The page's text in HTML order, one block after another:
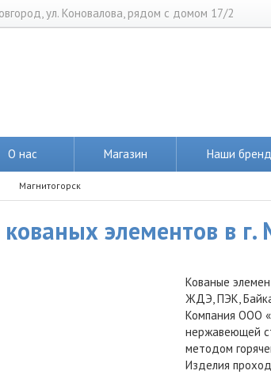
ул. Коновалова, рядом с домом 17/2
О нас Магазин Наши
Магнитогорск
элементов в г.
Кованые
ЖДЭ, ПЭК,
Компания ООО
нержавеющей
методом
Изделия